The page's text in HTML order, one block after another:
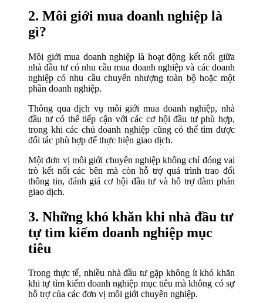
2. Môi giới mua doanh nghiệp là
gì?
Môi giới mua doanh nghiệp là hoạt động kết nối giữa
nhà đầu tư có nhu cầu mua doanh nghiệp và các doanh
nghiệp có nhu cầu chuyển nhượng toàn bộ hoặc một
phần doanh nghiệp.
Thông qua dịch vụ môi giới mua doanh nghiệp, nhà
đầu tư có thể tiếp cận với các cơ hội đầu tư phù hợp,
trong khi các chủ doanh nghiệp cũng có thể tìm được
đối tác phù hợp để thực hiện giao dịch.
Một đơn vị môi giới chuyên nghiệp không chỉ đóng vai
trò kết nối các bên mà còn hỗ trợ quá trình trao đổi
thông tin, đánh giá cơ hội đầu tư và hỗ trợ đàm phán
giao dịch.
3. Những khó khăn khi nhà đầu tư
tự tìm kiếm doanh nghiệp mục
tiêu
Trong thực tế, nhiều nhà đầu tư gặp không ít khó khăn
khi tự tìm kiếm doanh nghiệp mục tiêu mà không có sự
hỗ trợ của các đơn vị môi giới chuyên nghiệp.